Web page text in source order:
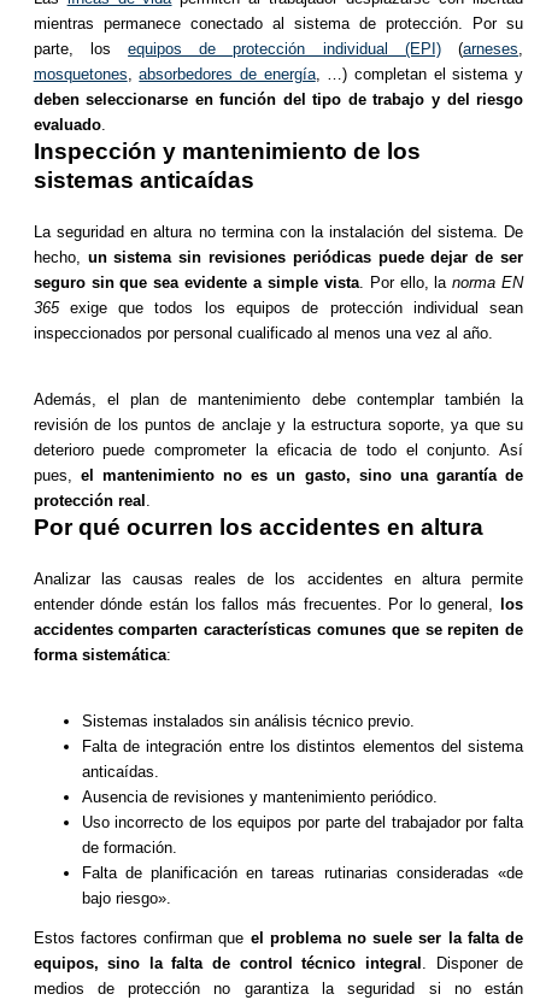
mientras permanece conectado al sistema de protección. Por su
parte, losequipos de protección individual (EPI)(arneses
mosquetones ,absorbedores de energía, …) completan el sistema y
deben seleccionarse en función del tipo de trabajo y del riesgo
evaluado.
Inspección y mantenimiento de los
sistemas anticaídas
La seguridad en altura no termina con la instalación del sistema. De
hecho, un sistema sin revisiones periódicas puede dejar de ser
seguro sin que sea evidente a simple vista. Por ello, lanorma EN
365exige que todos los equipos de protección individual sean
inspeccionados por personal cualificado al menos una vez al año.
Además, el plan de mantenimiento debe contemplar también la
revisión de los puntos de anclaje y la estructura soporte, ya que su
deterioro puede comprometer la eficacia de todo el conjunto. Así
pues, el mantenimiento no es un gasto, sino una garantía de
protección real
Por qué ocurren los accidentes en altura
Analizar las causas reales de los accidentes en altura permite
entender dónde están los fallos más frecuentes. Por lo general,los
accidentes comparten características comunes que se repiten de
forma sistemática:
Sistemas instalados sin análisis técnico previo.
Falta de integración entre los distintos elementos del sistema
anticaídas.
Ausencia de revisiones y mantenimiento periódico.
Uso incorrecto de los equipos por parte del trabajador por falta
de formación.
Falta de planificación en tareas rutinarias consideradas «de
bajo riesgo».
Estos factores confirman que el problema no suele ser la falta de
equipos, sino la falta de control técnico integral . Disponer de
medios de protección no garantiza la seguridad si no están